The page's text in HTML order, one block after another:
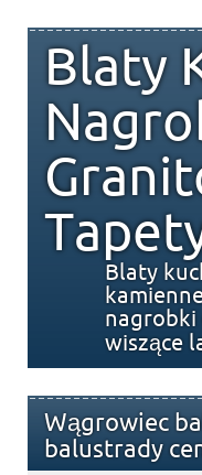
Blaty
Blaty
wiszące
Wągrowiec
balustrady